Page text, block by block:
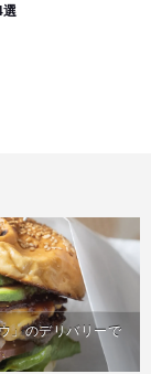
選
」のデリバリーで